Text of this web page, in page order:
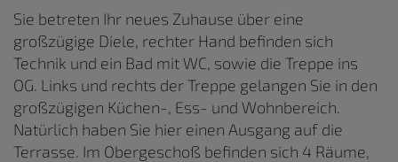
Sie betreten Ihr neues Zuhause über eine
großzügige Diele, rechter Hand befinden sich
Technik und ein Bad mit WC, sowie die Treppe ins
OG. Links und rechts der Treppe gelangen Sie in den
großzügigen Küchen-, Ess- und Wohnbereich.
Natürlich haben Sie hier einen Ausgang auf die
Terrasse. Im Obergeschoß befinden sich 4 Räume,